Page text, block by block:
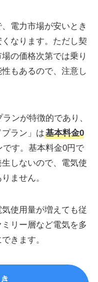
電力市場が安いとき
なります。ただし契
の価格次第では乗り
もあるので、注意し
ンが特徴的であり、
ラン」は基本料金0
です。基本料金0円で
しないので、電気使
ません。
使用量が増えても従
リー層など電気を多
きます。